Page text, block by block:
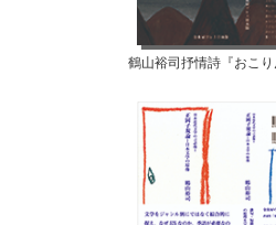
鶴山裕司抒情詩『おこり